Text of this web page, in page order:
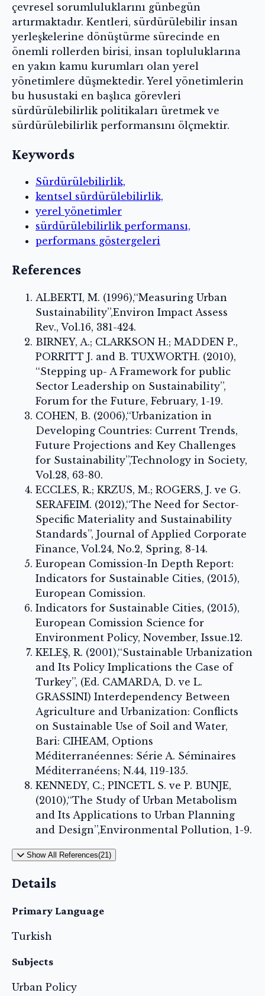
çevresel sorumluluklarını günbegün
artırmaktadır. Kentleri, sürdürülebilir insan
yerleşkelerine dönüştürme sürecinde en
önemli rollerden birisi, insan topluluklarına
en yakın kamu kurumları olan yerel
yönetimlere düşmektedir. Yerel yönetimlerin
bu husustaki en başlıca görevleri
sürdürülebilirlik politikaları üretmek ve
sürdürülebilirlik performansını ölçmektir.
Keywords
Sürdürülebilirlik,
kentsel sürdürülebilirlik,
yerel yönetimler
sürdürülebilirlik performansı,
performans göstergeleri
References
ALBERTI, M. (1996),‘‘Measuring Urban
Sustainability’’,Environ Impact Assess
Rev., Vol.16, 381-424.
BIRNEY, A.; CLARKSON H.; MADDEN P.,
PORRITT J. and B. TUXWORTH. (2010),
‘‘Stepping up- A Framework for public
Sector Leadership on Sustainability’’,
Forum for the Future, February, 1-19.
COHEN, B. (2006),‘‘Urbanization in
Developing Countries: Current Trends,
Future Projections and Key Challenges
for Sustainability’’,Technology in Society,
Vol.28, 63-80.
ECCLES, R.; KRZUS, M.; ROGERS, J. ve G.
SERAFEIM. (2012),‘‘The Need for Sector-
Specific Materiality and Sustainability
Standards’’, Journal of Applied Corporate
Finance, Vol.24, No.2, Spring, 8-14.
European Comission-In Depth Report:
Indicators for Sustainable Cities, (2015),
European Comission.
Indicators for Sustainable Cities, (2015),
European Comission Science for
Environment Policy, November, Issue.12.
KELEŞ, R. (2001),‘‘Sustainable Urbanization
and Its Policy Implications the Case of
Turkey’’, (Ed. CAMARDA, D. ve L.
GRASSINI) Interdependency Between
Agriculture and Urbanization: Conflicts
on Sustainable Use of Soil and Water,
Bari: CIHEAM, Options
Méditerranéennes: Série A. Séminaires
Méditerranéens; N.44, 119-135.
KENNEDY, C.; PINCETL S. ve P. BUNJE,
(2010),‘‘The Study of Urban Metabolism
and Its Applications to Urban Planning
and Design’’,Environmental Pollution, 1-9.
Show All References(21)
Details
Primary Language
Turkish
Subjects
Urban Policy